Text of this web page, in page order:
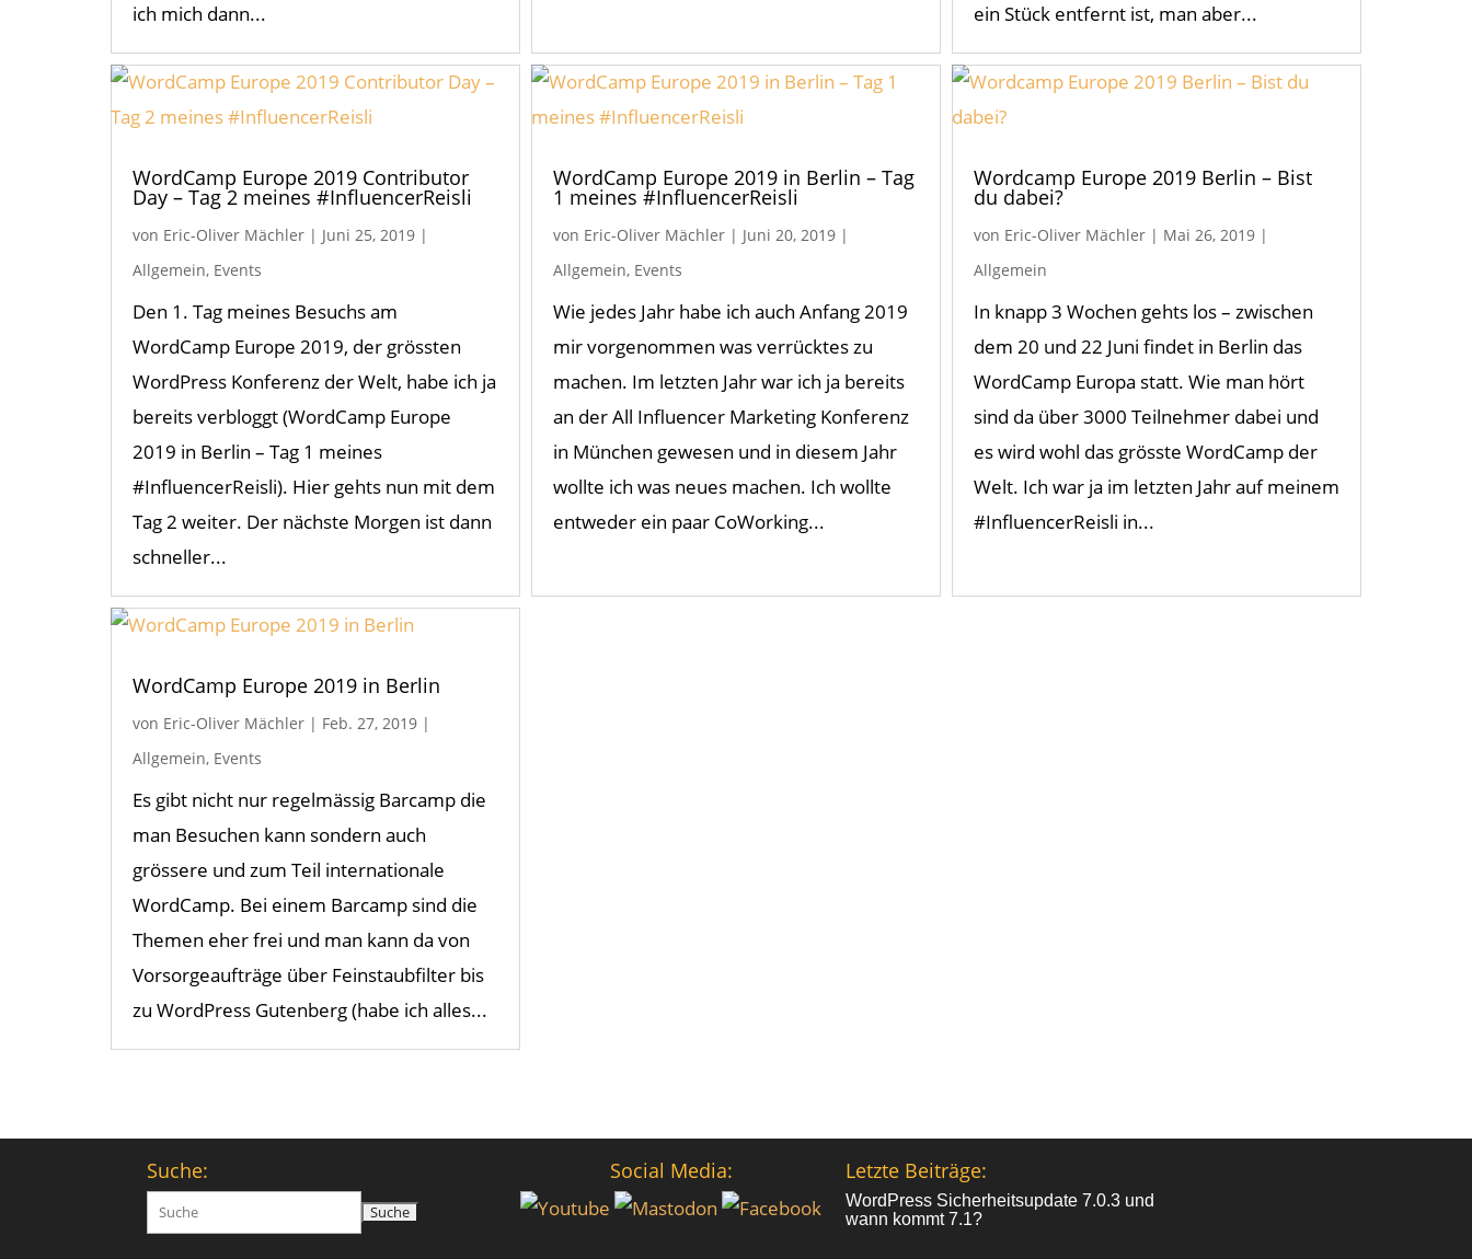
ich mich dann...
ein Stück entfernt ist, man aber...
WordCamp Europe 2019 Contributor
Day – Tag 2 meines #InfluencerReisli
von Eric-Oliver Mächler| Juni 25, 2019|
Allgemein, Events
Den 1. Tag meines Besuchs am
WordCamp Europe 2019, der grössten
WordPress Konferenz der Welt, habe ich ja
bereits verbloggt (WordCamp Europe
2019 in Berlin – Tag 1 meines
#InfluencerReisli). Hier gehts nun mit dem
Tag 2 weiter. Der nächste Morgen ist dann
schneller...
WordCamp Europe 2019 in Berlin – Tag
1 meines #InfluencerReisli
von Eric-Oliver Mächler| Juni 20, 2019|
Allgemein, Events
Wie jedes Jahr habe ich auch Anfang 2019
mir vorgenommen was verrücktes zu
machen. Im letzten Jahr war ich ja bereits
an der All Influencer Marketing Konferenz
in München gewesen und in diesem Jahr
wollte ich was neues machen. Ich wollte
entweder ein paar CoWorking...
Wordcamp Europe 2019 Berlin – Bist
du dabei?
von Eric-Oliver Mächler | Mai 26, 2019 |
Allgemein
In knapp 3 Wochen gehts los – zwischen
dem 20 und 22 Juni findet in Berlin das
WordCamp Europa statt. Wie man hört
sind da über 3000 Teilnehmer dabei und
es wird wohl das grösste WordCamp der
Welt. Ich war ja im letzten Jahr auf meinem
#InfluencerReisli in...
WordCamp Europe 2019 in Berlin
von Eric-Oliver Mächler| Feb. 27, 2019|
Allgemein, Events
Es gibt nicht nur regelmässig Barcamp die
man Besuchen kann sondern auch
grössere und zum Teil internationale
WordCamp. Bei einem Barcamp sind die
Themen eher frei und man kann da von
Vorsorgeaufträge über Feinstaubfilter bis
zu WordPress Gutenberg (habe ich alles...
Suche:
Suchen
nach:
Social Media: Letzte Beiträge:
WordPress Sicherheitsupdate 7.0.3 und
wann kommt 7.1?